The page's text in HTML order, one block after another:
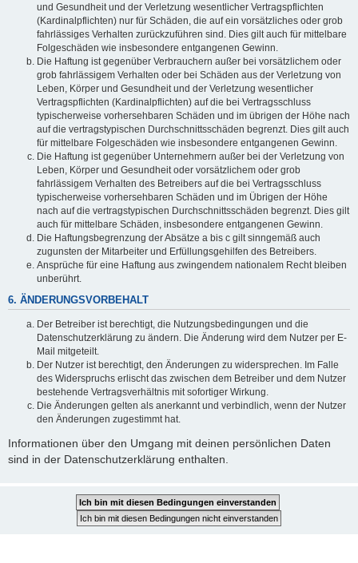
und Gesundheit und der Verletzung wesentlicher Vertragspflichten
(Kardinalpflichten) nur für Schäden, die auf ein vorsätzliches oder grob
fahrlässiges Verhalten zurückzuführen sind. Dies gilt auch für mittelbare
Folgeschäden wie insbesondere entgangenen Gewinn.
Die Haftung ist gegenüber Verbrauchern außer bei vorsätzlichem oder
grob fahrlässigem Verhalten oder bei Schäden aus der Verletzung von
Leben, Körper und Gesundheit und der Verletzung wesentlicher
Vertragspflichten (Kardinalpflichten) auf die bei Vertragsschluss
typischerweise vorhersehbaren Schäden und im übrigen der Höhe nach
auf die vertragstypischen Durchschnittsschäden begrenzt. Dies gilt auch
für mittelbare Folgeschäden wie insbesondere entgangenen Gewinn.
Die Haftung ist gegenüber Unternehmern außer bei der Verletzung von
Leben, Körper und Gesundheit oder vorsätzlichem oder grob
fahrlässigem Verhalten des Betreibers auf die bei Vertragsschluss
typischerweise vorhersehbaren Schäden und im Übrigen der Höhe
nach auf die vertragstypischen Durchschnittsschäden begrenzt. Dies gilt
auch für mittelbare Schäden, insbesondere entgangenen Gewinn.
Die Haftungsbegrenzung der Absätze a bis c gilt sinngemäß auch
zugunsten der Mitarbeiter und Erfüllungsgehilfen des Betreibers.
Ansprüche für eine Haftung aus zwingendem nationalem Recht bleiben
unberührt.
6. ÄNDERUNGSVORBEHALT
Der Betreiber ist berechtigt, die Nutzungsbedingungen und die
Datenschutzerklärung zu ändern. Die Änderung wird dem Nutzer per E-
Mail mitgeteilt.
Der Nutzer ist berechtigt, den Änderungen zu widersprechen. Im Falle
des Widerspruchs erlischt das zwischen dem Betreiber und dem Nutzer
bestehende Vertragsverhältnis mit sofortiger Wirkung.
Die Änderungen gelten als anerkannt und verbindlich, wenn der Nutzer
den Änderungen zugestimmt hat.
Informationen über den Umgang mit deinen persönlichen Daten
sind in der Datenschutzerklärung enthalten.